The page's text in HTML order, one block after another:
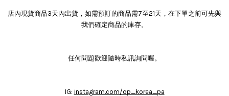
店內現貨商品3天內出貨，如需預訂的商品需7至21天，在下單之前可先與
我們確定商品的庫存。
任何問題歡迎隨時私訊詢問喔。
IG: instagram.com/op_korea_pa